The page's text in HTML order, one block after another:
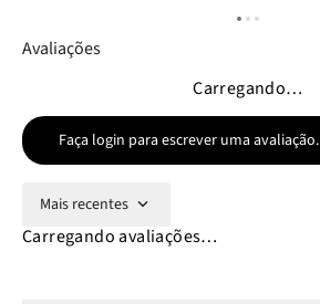
Avaliações
Carregando…
Faça login para escrever uma avaliação.
Mais recentes
Carregando avaliações…